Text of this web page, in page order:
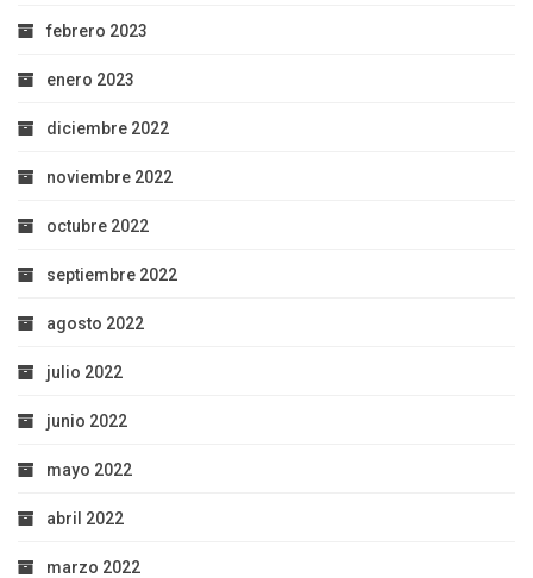
febrero 2023
enero 2023
diciembre 2022
noviembre 2022
octubre 2022
septiembre 2022
agosto 2022
julio 2022
junio 2022
mayo 2022
abril 2022
marzo 2022